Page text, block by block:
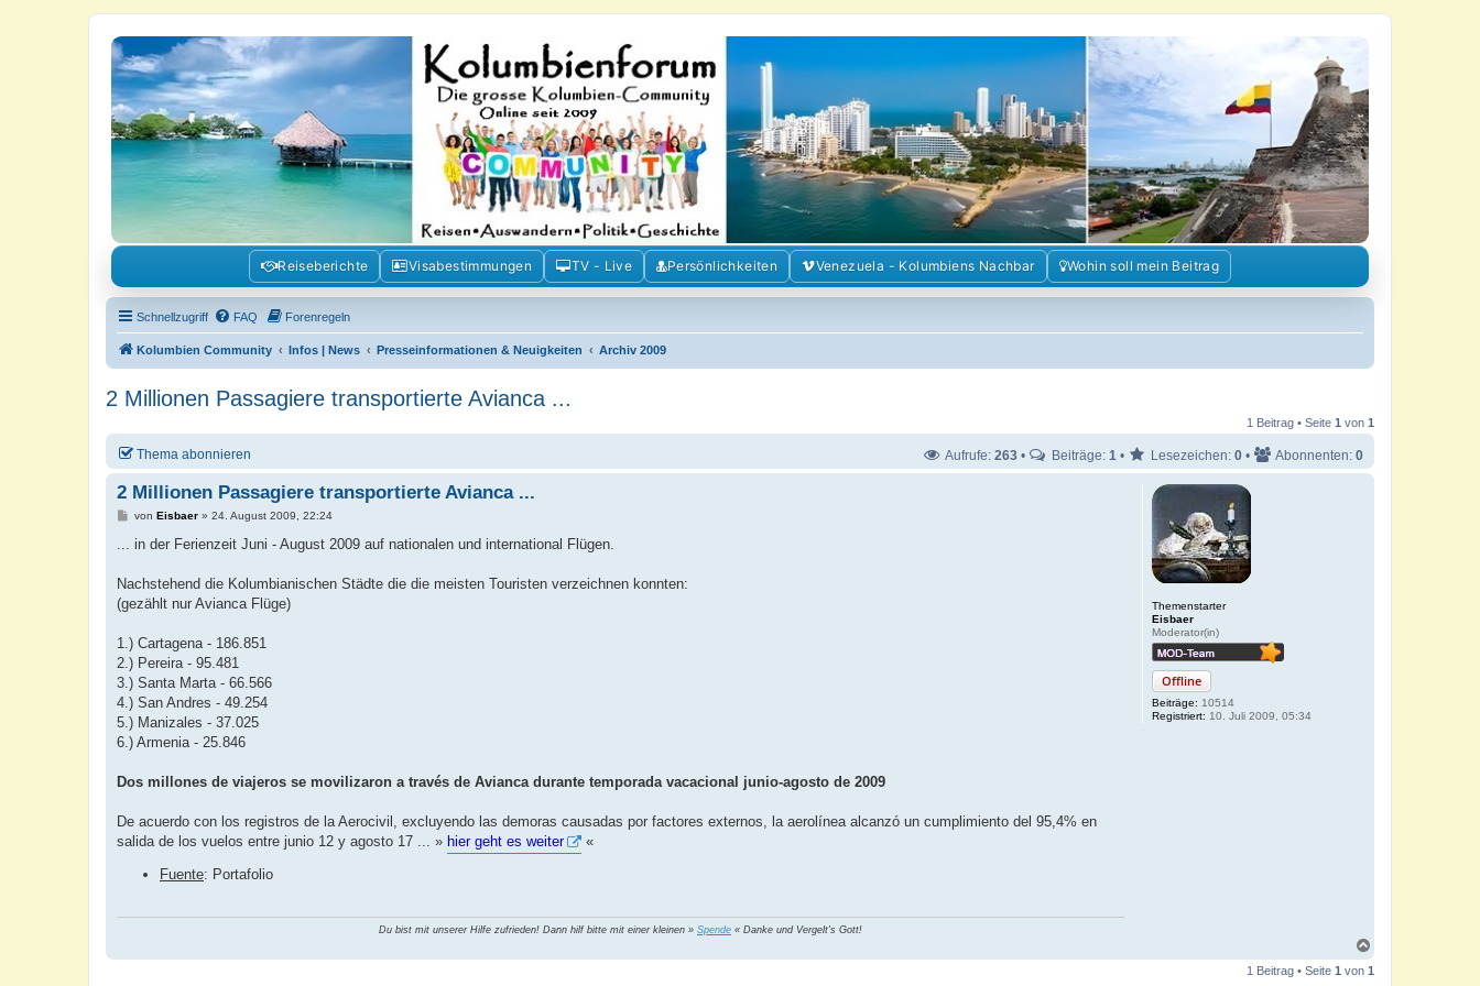
Kolumbienforum - Das grosse Forum der Freunde Kolumbiens
Reisen, Auswandern, Kultur, Politik, Geschichte und Visum in Kolumbien und Venezuela. Austausch, Erfahrungen und Gemeinschaft im Kolumbienforum
Reiseberichte Visabestimmungen TV - Live Persönlichkeiten Venezuela - Kolumbiens Nachbar Wohin soll mein Beitrag
Schnellzugriff FAQ Forenregeln
Kolumbien Community Infos | News Presseinformationen & Neuigkeiten Archiv 2009
2 Millionen Passagiere transportierte Avianca ...
1 Beitrag • Seite 1 von 1
Thema abonnieren Aufrufe: 263 • Beiträge: 1 • Lesezeichen: 0 • Abonnenten: 0
Themenstarter
Eisbaer
Moderator(in)
Offline
Beiträge: 10514
Registriert: 10. Juli 2009, 05:34
2 Millionen Passagiere transportierte Avianca ...
B
a
von Eisbaer» 24. August 2009, 22:24
... in der Ferienzeit Juni - August 2009 auf nationalen und international Flügen.
Nachstehend die Kolumbianischen Städte die die meisten Touristen verzeichnen konnten:
(gezählt nur Avianca Flüge)
1.) Cartagena - 186.851
2.) Pereira - 95.481
3.) Santa Marta - 66.566
4.) San Andres - 49.254
5.) Manizales - 37.025
6.) Armenia - 25.846
Dos millones de viajeros se movilizaron a través de Avianca durante temporada vacacional junio-agosto de 2009
De acuerdo con los registros de la Aerocivil, excluyendo las demoras causadas por factores externos, la aerolínea alcanzó un cumplimiento del 95,4% en
salida de los vuelos entre junio 12 y agosto 17 ... » hier geht es weiter
«
Fuente: Portafolio
Du bist mit unserer Hilfe zufrieden! Dann hilf bitte mit einer kleinen » Spende « Danke und Vergelt's Gott!
c
1 Beitrag • Seite 1 von 1